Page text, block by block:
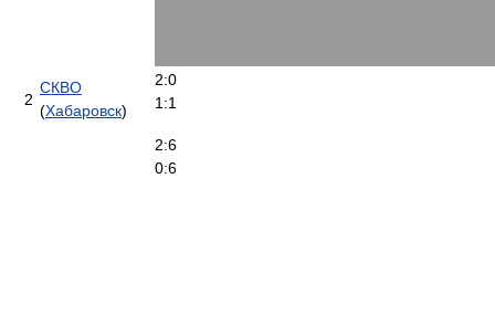
2
СКВО
(Хабаровск)
2:0
1:1
2:6
0:6